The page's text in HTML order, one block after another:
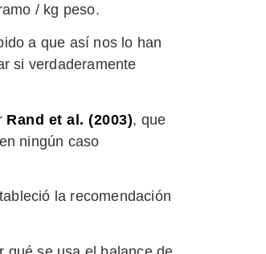
/ kg peso.
a que así nos lo han
si verdaderamente
Rand et al. (2003), que
ningún caso
la recomendación